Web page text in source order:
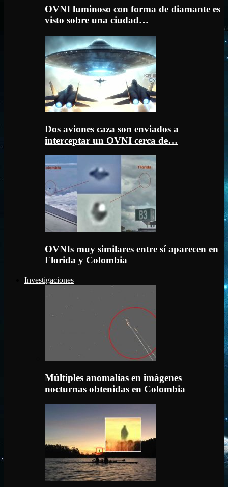
OVNI luminoso con forma de diamante es
visto sobre una ciudad…
Dos aviones caza son enviados a
interceptar un OVNI cerca de…
OVNIs muy similares entre sí aparecen en
Florida y Colombia
Investigaciones
Múltiples anomalías en imágenes
nocturnas obtenidas en Colombia